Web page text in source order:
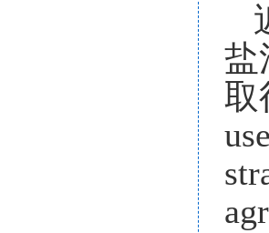
盐
取